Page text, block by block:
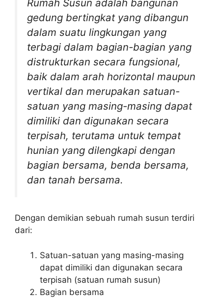
Rumah Susun adalah bangunan
gedung bertingkat yang dibangun
dalam suatu lingkungan yang
terbagi dalam bagian-bagian yang
distrukturkan secara fungsional,
baik dalam arah horizontal maupun
vertikal dan merupakan satuan-
satuan yang masing-masing dapat
dimiliki dan digunakan secara
terpisah, terutama untuk tempat
hunian yang dilengkapi dengan
bagian bersama, benda bersama,
dan tanah bersama.
Dengan demikian sebuah rumah susun terdiri
dari:
Satuan-satuan yang masing-masing
dapat dimiliki dan digunakan secara
terpisah (satuan rumah susun)
Bagian bersama